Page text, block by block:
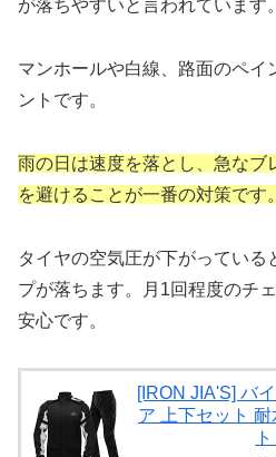
が落ちやすいと言われています。
マンホールや白線、路面のペイ
ントです。
雨の日は速度を落とし、急なブ
を避けることが一番の対策です。
タイヤの空気圧が下がっている
プが落ちます。月1回程度のチ
安心です。
[IRON JIA'S] バ
ア 上下セット